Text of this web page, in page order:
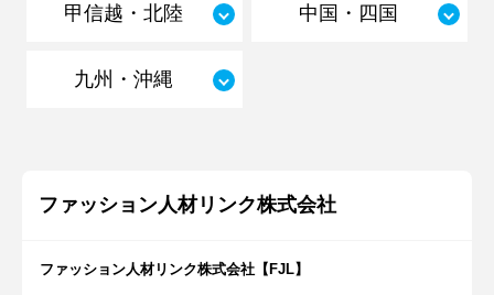
甲信越・北陸 中国・四国
九州・沖縄
ファッション人材リンク株式会社
ファッション人材リンク株式会社【FJL】